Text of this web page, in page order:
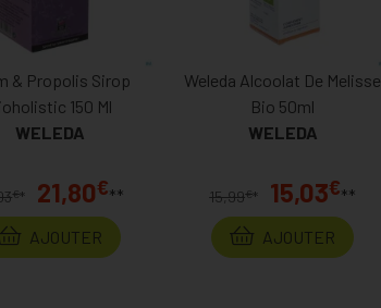
& Propolis Sirop
150 Ml
WELEDA
€* 21,80€**
AJOUTER
Weleda Alcoolat De Melisse
Bio 50ml
WELEDA
15,99€* 15,03€**
AJOUTER